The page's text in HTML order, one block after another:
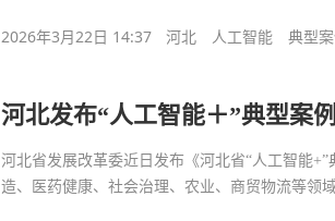
2026年3月22日 14:37 河北 人工智能 典型
河北发布“人工智能＋”典型案
河北省发展改革委近日发布《河北省“人工智能
造、医药健康、社会治理、农业、商贸物流等领